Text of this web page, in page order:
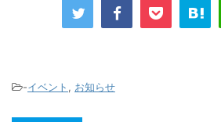
-イベント , お知らせ